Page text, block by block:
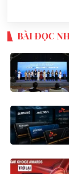
BÀI ĐỌC